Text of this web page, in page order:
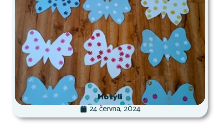
Motýli
24 června, 2024